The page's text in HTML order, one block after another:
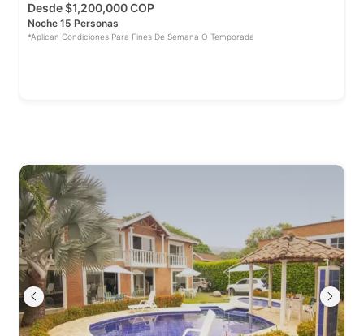
Desde$1,200,000 COP
Noche 15 Personas
*Aplican Condiciones Para Fines De Semana O Temporada